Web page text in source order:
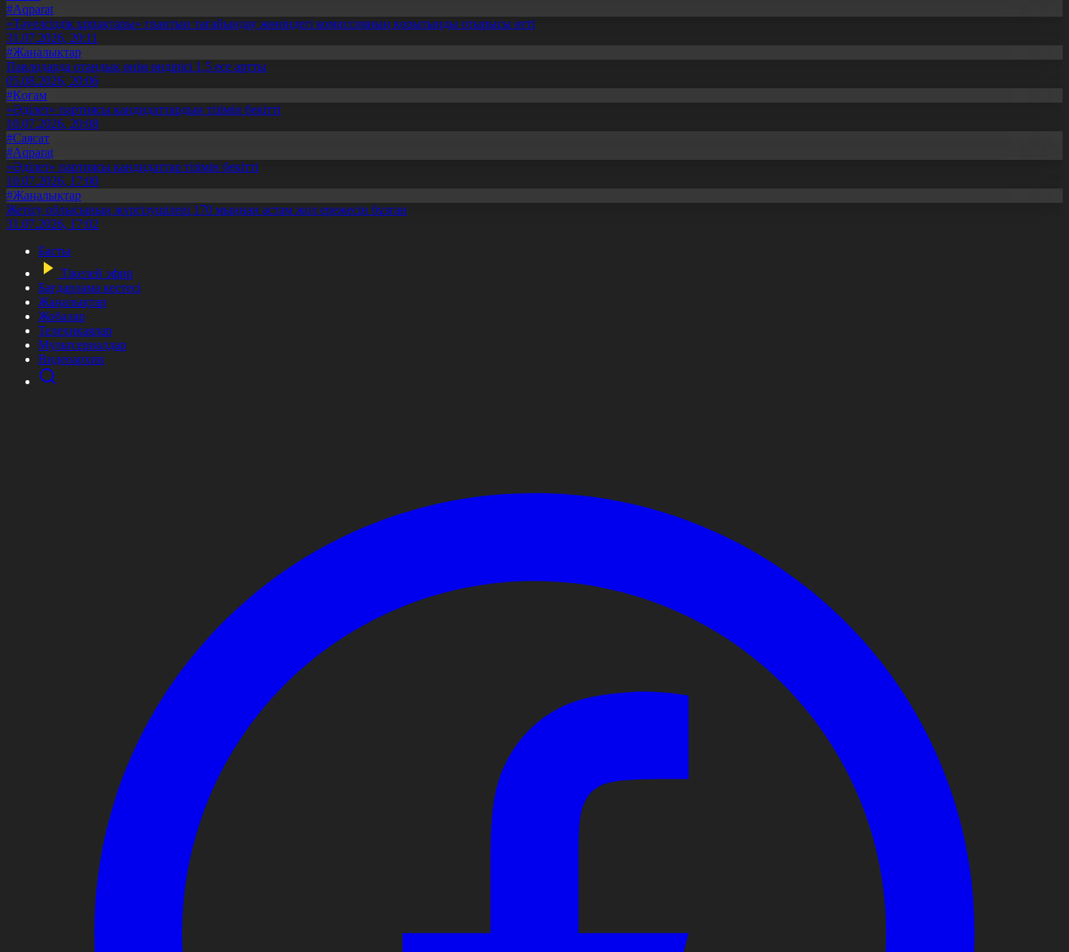
#Aqparat
«Тәуелсіздік ұрпақтары» грантын тағайындау жөніндегі комиссияның қорытынды отырысы өтті
31.07.2026, 20:11
#Жаңалықтар
Павлодарда отандық өнім өндірісі 1,5 есе артты
05.08.2026, 20:06
#Қоғам
«Әділет» партиясы кандидаттардың тізімін бекітті
10.07.2026, 20:08
#Саясат
#Aqparat
«Әділет» партиясы кандидаттар тізімін бекітті
10.07.2026, 17:00
#Жаңалықтар
Жетісу облысының жүргізушілері 170 мыңнан астам жол ережесін бұзған
31.07.2026, 17:02
Басты
Тікелей эфир
Бағдарлама кестесі
Жаңалықтар
Жобалар
Телехикаялар
Мультсериалдар
Видеоархив